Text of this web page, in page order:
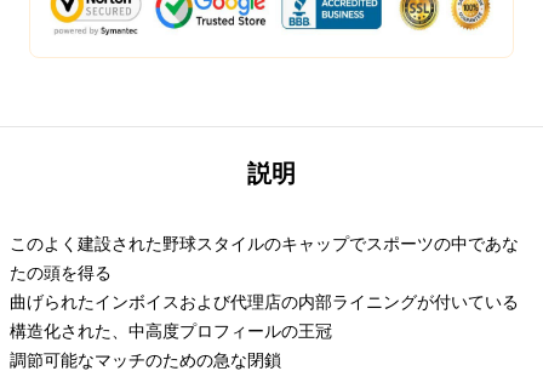
説明
このよく建設された野球スタイルのキャップでスポーツの中であな
たの頭を得る
曲げられたインボイスおよび代理店の内部ライニングが付いている
構造化された、中高度プロフィールの王冠
調節可能なマッチのための急な閉鎖